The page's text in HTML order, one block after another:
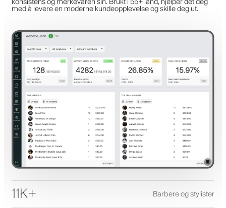
med å levere en moderne kundeopplevelse og skille deg ut.
11K+ Barbere og stylister